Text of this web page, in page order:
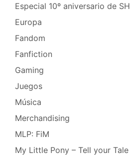
Especial 10º aniversario de SH
Europa
Fandom
Fanfiction
Gaming
Juegos
Música
Merchandising
MLP: FiM
My Little Pony – Tell your Tale